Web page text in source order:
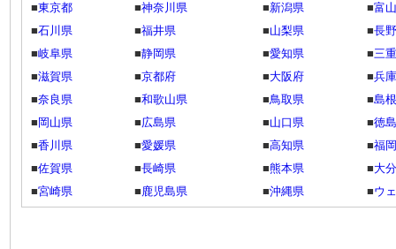
■東京都 ■神奈川県 ■新潟県 ■富
■石川県 ■福井県 ■山梨県 ■長
■岐阜県 ■静岡県 ■愛知県 ■三
■滋賀県 ■京都府 ■大阪府 ■兵
■奈良県 ■和歌山県 ■鳥取県 ■島
■ 岡山県 ■広島県 ■山口県 ■徳
■香川県 ■愛媛県 ■高知県 ■福
■佐賀県 ■長崎県 ■熊本県 ■大
■宮崎県 ■鹿児島県 ■沖縄県 ■ウ